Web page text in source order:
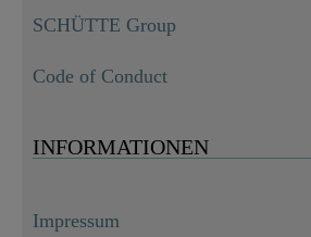
SCHÜTTE Group
Code of Conduct
INFORMATIONEN
Impressum